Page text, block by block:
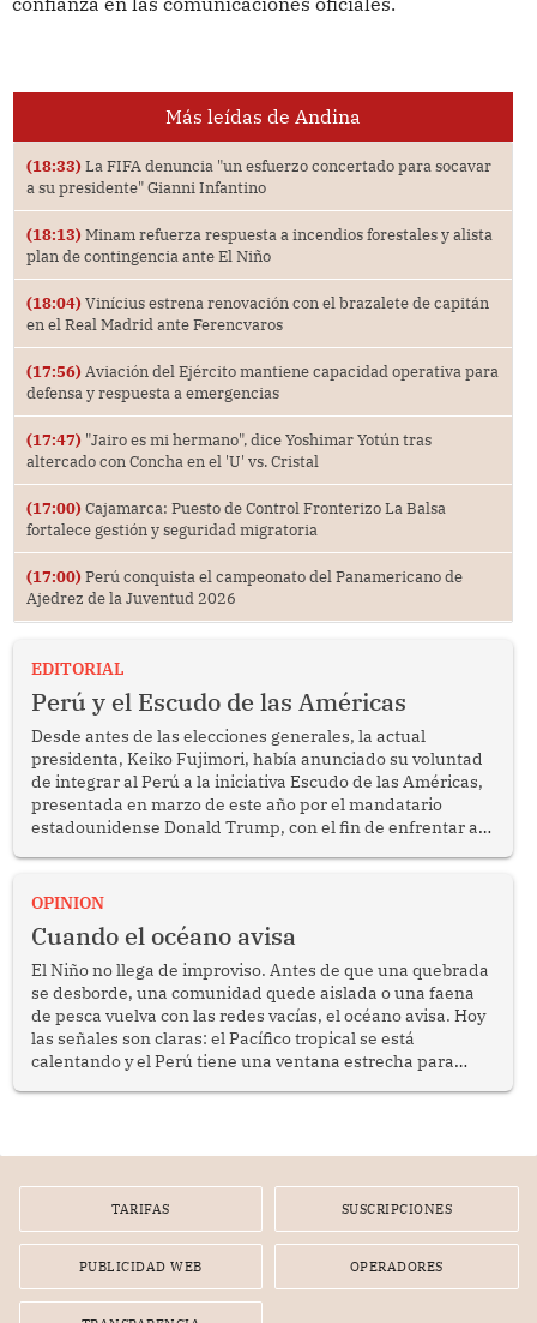
Más leídas de Andina
(18:33) La FIFA denuncia "un esfuerzo concertado para socavar
a su presidente" Gianni Infantino
(18:13) Minam refuerza respuesta a incendios forestales y alista
plan de contingencia ante El Niño
(18:04) Vinícius estrena renovación con el brazalete de capitán
en el Real Madrid ante Ferencvaros
(17:56) Aviación del Ejército mantiene capacidad operativa para
defensa y respuesta a emergencias
(17:47) "Jairo es mi hermano", dice Yoshimar Yotún tras
altercado con Concha en el 'U' vs. Cristal
(17:00) Cajamarca: Puesto de Control Fronterizo La Balsa
fortalece gestión y seguridad migratoria
(17:00) Perú conquista el campeonato del Panamericano de
Ajedrez de la Juventud 2026
EDITORIAL
Perú y el Escudo de las Américas
Desde antes de las elecciones generales, la actual
presidenta, Keiko Fujimori, había anunciado su voluntad
de integrar al Perú a la iniciativa Escudo de las Américas,
presentada en marzo de este año por el mandatario
estadounidense Donald Trump, con el fin de enfrentar al
OPINION
Cuando el océano avisa
El Niño no llega de improviso. Antes de que una quebrada
se desborde, una comunidad quede aislada o una faena
de pesca vuelva con las redes vacías, el océano avisa. Hoy
las señales son claras: el Pacífico tropical se está
calentando y el Perú tiene una ventana estrecha para
TARIFAS SUSCRIPCIONES
PUBLICIDAD WEB OPERADORES